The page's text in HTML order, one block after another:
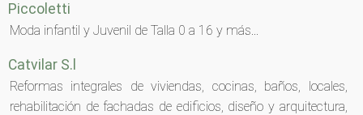
Piccoletti
Moda infantil y Juvenil de Talla 0 a 16 y más...
Catvilar S.l
Reformas integrales de viviendas, cocinas, baños, locales,
rehabilitación de fachadas de edificios, diseño y arquitectura,